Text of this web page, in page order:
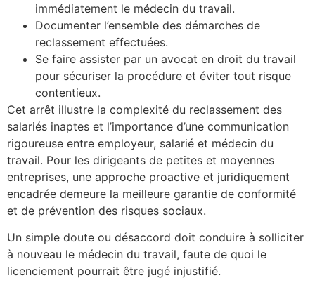
immédiatement le médecin du travail.
Documenter l’ensemble des démarches de
reclassement effectuées.
Se faire assister par un avocat en droit du travail
pour sécuriser la procédure et éviter tout risque
contentieux.
Cet arrêt illustre la complexité du reclassement des
salariés inaptes et l’importance d’une communication
rigoureuse entre employeur, salarié et médecin du
travail. Pour les dirigeants de petites et moyennes
entreprises, une approche proactive et juridiquement
encadrée demeure la meilleure garantie de conformité
et de prévention des risques sociaux.
Un simple doute ou désaccord doit conduire à solliciter
à nouveau le médecin du travail, faute de quoi le
licenciement pourrait être jugé injustifié.